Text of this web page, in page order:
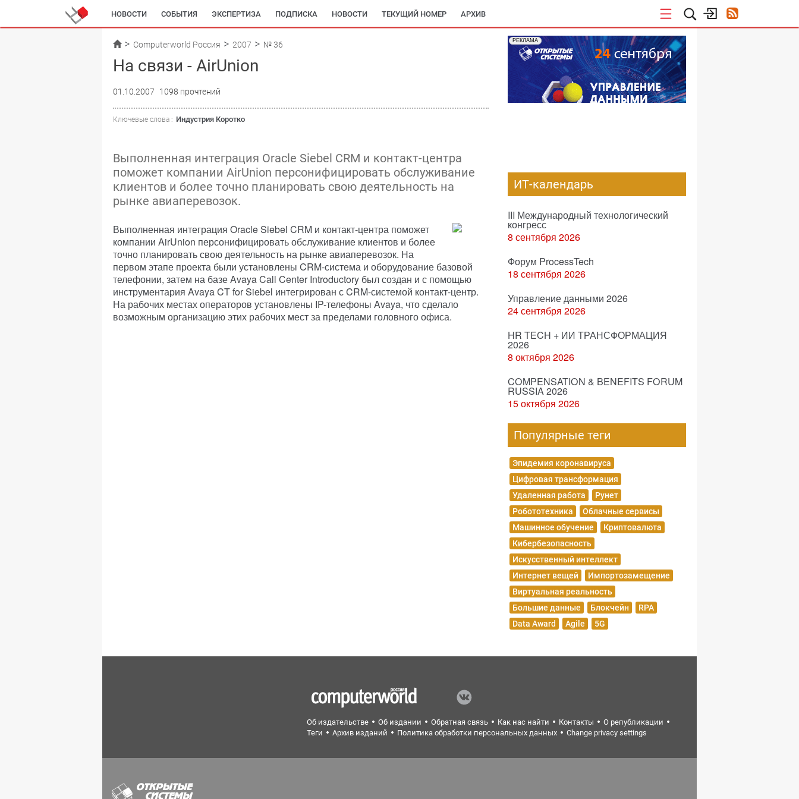
НОВОСТИ СОБЫТИЯ ЭКСПЕРТИЗА ПОДПИСКА НОВОСТИ ТЕКУЩИЙ НОМЕР АРХИВ
Computerworld Россия 2007 № 36
На связи - AirUnion
01.10.2007 1098 прочтений
Ключевые слова : Индустрия Коротко
Выполненная интеграция Oracle Siebel CRM и контакт-центра
поможет компании AirUnion персонифицировать обслуживание
клиентов и более точно планировать свою деятельность на
рынке авиаперевозок.
Выполненная интеграция Oracle Siebel CRM и контакт-центра поможет
компании AirUnion персонифицировать обслуживание клиентов и более
точно планировать свою деятельность на рынке авиаперевозок. На
первом этапе проекта были установлены CRM-система и оборудование базовой
телефонии, затем на базе Avaya Call Center Introductory был создан и с помощью
инструментария Avaya CT for Siebel интегрирован с CRM-системой контакт-центр.
На рабочих местах операторов установлены IP-телефоны Avaya, что сделало
возможным организацию этих рабочих мест за пределами головного офиса.
РЕКЛАМА
ИТ-календарь
III Международный технологический
конгресс
8 сентября 2026
Форум ProcessTech
18 сентября 2026
Управление данными 2026
24 сентября 2026
HR TECH + ИИ ТРАНСФОРМАЦИЯ
2026
8 октября 2026
COMPENSATION & BENEFITS FORUM
RUSSIA 2026
15 октября 2026
Популярные теги
Эпидемия коронавируса
Цифровая трансформация
Удаленная работа
Рунет
Робототехника
Облачные сервисы
Машинное обучение
Криптовалюта
Кибербезопасность
Искусственный интеллект
Интернет вещей
Импортозамещение
Виртуальная реальность
Большие данные
Блокчейн
RPA
Data Award
Agile 5G
Об издательстве Об издании Обратная связь Как нас найти Контакты
О републикации
Теги
Архив изданий Политика обработки персональных данных Change privacy settings